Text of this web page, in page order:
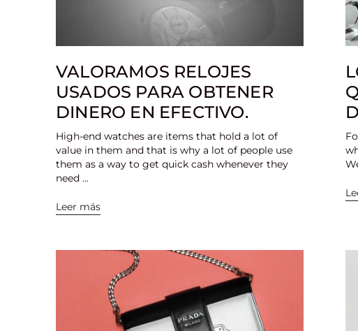
VALORAMOS RELOJES
USADOS PARA OBTENER
DINERO EN EFECTIVO.
High-end watches are items that hold a lot of
value in them and that is why a lot of people use
them as a way to get quick cash whenever they
need ...
Leer más